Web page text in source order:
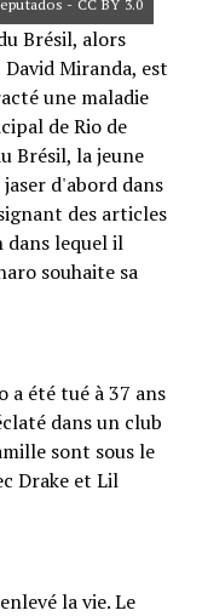
- CC BY 3.0
Brésil, alors
Miranda, est
une maladie
de Rio de
Brésil, la jeune
d'abord dans
des articles
dans lequel il
souhaite sa
été tué à 37 ans
dans un club
sont sous le
Drake et Lil
la vie. Le